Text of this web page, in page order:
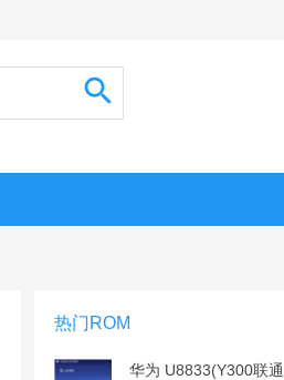
热门ROM
华为 U8833(Y300联通